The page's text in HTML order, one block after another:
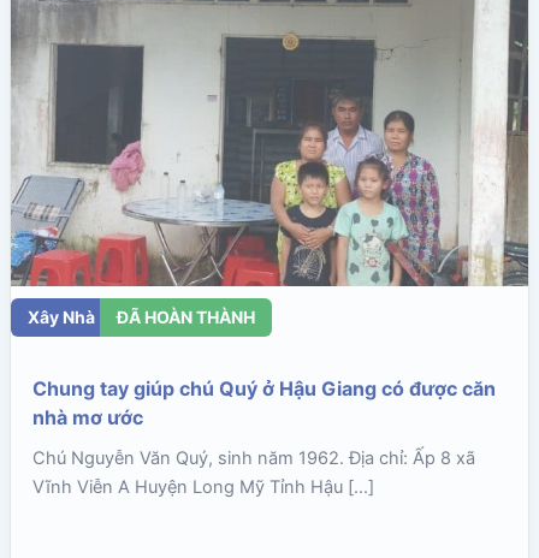
Xây Nhà ĐÃ HOÀN THÀNH
Chung tay giúp chú Quý ở Hậu Giang có được căn
nhà mơ ước
Chú Nguyễn Văn Quý, sinh năm 1962. Địa chỉ: Ấp 8 xã
Vĩnh Viễn A Huyện Long Mỹ Tỉnh Hậu […]